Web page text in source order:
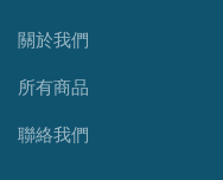
關於我們
所有商品
聯絡我們